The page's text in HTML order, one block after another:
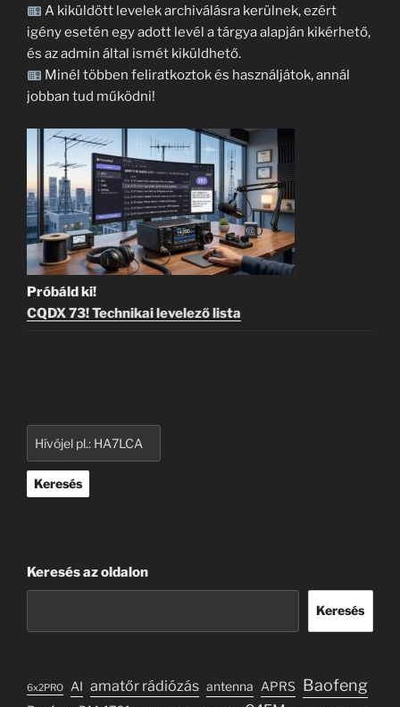
A kiküldött levelek archiválásra kerülnek, ezért
igény esetén egy adott levél a tárgya alapján kikérhető,
és az admin által ismét kiküldhető.
Minél többen feliratkoztok és használjátok, annál
jobban tud működni!
Próbáld ki!
CQDX 73! Technikai levelező lista
Keresés
Keresés az oldalon
Keresés
6x2PRO AI amatőr rádiózás antenna APRS Baofeng